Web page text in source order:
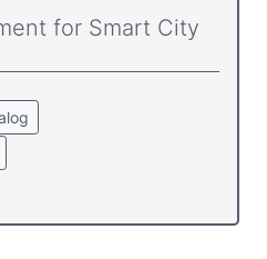
for Smart City